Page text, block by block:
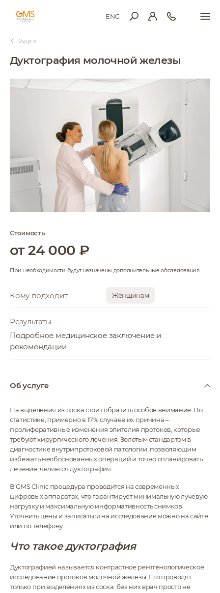
ENG
Услуги
Дуктография молочной железы
Стоимость
от 24 000 ₽
При необходимости будут назначены дополнительные обследования
Кому подходит Женщинам
Результаты
Подробное медицинское заключение и
рекомендации
Об услуге
На выделения из соска стоит обратить особое внимание. По
статистике, примерно в 17% случаев их причина –
пролиферативные изменения эпителия протоков, которые
требуют хирургического лечения. Золотым стандартом в
диагностике внутрипротоковой патологии, позволяющим
избежать необоснованных операций и точно спланировать
лечение, является дуктография.
В GMS Clinic процедура проводится на современных
цифровых аппаратах, что гарантирует минимальную лучевую
нагрузку и максимальную информативность снимков.
Уточнить цены и записаться на исследование можно на сайте
или по телефону.
Что такое дуктография
Дуктографией называется контрастное рентгенологическое
исследование протоков молочной железы. Его проводят
только при выделениях из соска: без них врач просто не